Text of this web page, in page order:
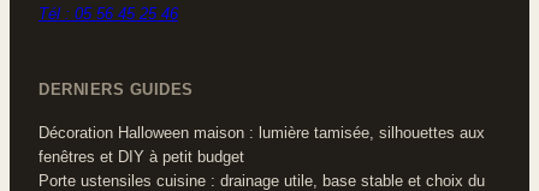
Tél : 05 56 45 25 46
DERNIERS GUIDES
Décoration Halloween maison : lumière tamisée, silhouettes aux
fenêtres et DIY à petit budget
Porte ustensiles cuisine : drainage utile, base stable et choix du